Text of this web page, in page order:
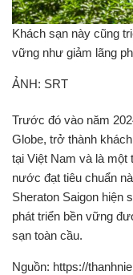
Khách sạn này cũng
vững như giảm lãng
ẢNH: SRT
Trước đó vào năm
Globe, trở thành
tại Việt Nam và là một
nước đạt tiêu chuẩn
Sheraton Saigon hiện
phát triển bền vững
sạn toàn cầu.
Nguồn: https://